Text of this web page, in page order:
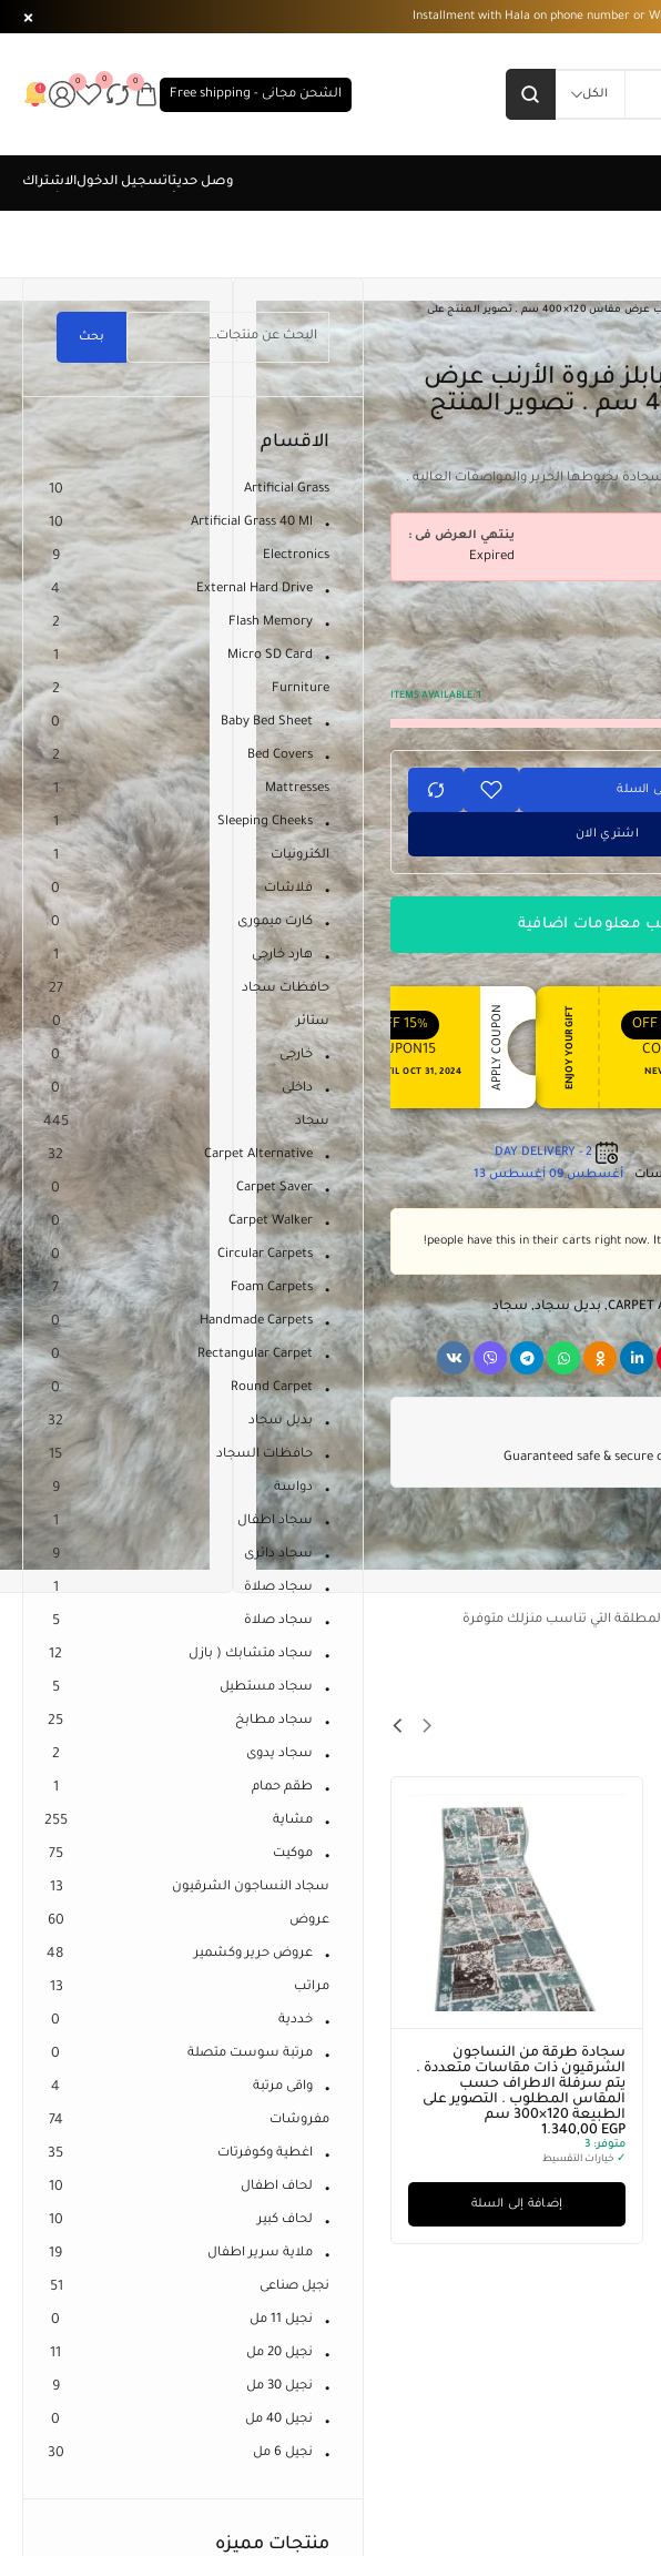
الكل الشحن مجانى - Free shipping
0
0
0
بديل السجاد البابلز فروة الأرنب عرض مقاس 120×400 سم . تصوير المنتج على
مقاس 120×400 سم . تصوير المنتج
بخيوطها الحرير والمواصفات العالية .
ينتهي العرض فى :
Expired
ITEMS AVAILABLE:1
السلة
اشتري الان
معلومات اضافية
ENJOY YOUR GIFT
OFF
ENJOY YOUR GIFT 15%
OFF
COUPON15
VALID UNTIL OCT 31, 2024 APPLY COUPON
ENJOY YOUR GIFT 10%
OFF
COUPON10
2 - DAY DELIVERY
أغسطس 09
أغسطس 13
CARPET
,بديل سجاد,سجاد
Guaranteed safe & secure
التي تناسب منزلك متوفرة
سجادة طرقة من النساجون
الشرقيون ذات مقاسات متعددة .
يتم سرفلة الاطراف حسب
المقاس المطلوب . التصوير على
الطبيعة 120×300 سم
1.340,00 EGP
متوفر:
✓ خيارات التقسيط
إضافة إلى السلة
بحث
الاقسام
Artificial Grass
10
Artificial Grass 40 Ml
10
Electronics
9
External Hard Drive
4
Flash Memory
2
Micro SD Card
1
Furniture
2
Baby Bed Sheet
0
Bed Covers
2
Mattresses
1
Sleeping Cheeks
1
الكترونيات 1
فلاشات 0
كارت ميمورى 0
هارد خارجى 1
حافظات سجاد 27
ستائر 0
خارجى 0
داخلى 0
سجاد 445
Carpet Alternative
32
Carpet Saver
0
Carpet Walker
0
Circular Carpets
0
Foam Carpets
7
Handmade Carpets
0
Rectangular Carpet
0
Round Carpet
0
بديل سجاد 32
حافظات السجاد 15
دواسة 9
سجاد اطفال 1
سجاد دائرى 9
سجاد صلاة 1
سجاد صلاة 5
سجاد متشابك ( بازل 12
سجاد مستطيل 5
سجاد مطابخ 25
سجاد يدوى 2
طقم حمام 1
مشاية 255
موكيت 75
سجاد النساجون الشرقيون 13
عروض 60
عروض حرير وكشمير 48
مراتب 13
خددية 0
مرتبة سوست متصلة 0
واقى مرتبة 4
مفروشات 74
اغطية وكوفرتات 35
لحاف اطفال 10
لحاف كبير 10
ملاية سرير اطفال 19
نجيل صناعى 51
نجيل 11 مل 0
نجيل 20 مل 11
نجيل 30 مل 9
نجيل 40 مل 0
نجيل 6 مل 30
منتجات مميزه